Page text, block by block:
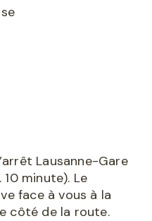
Lausanne-Gare
10 minute). Le
face à vous à la
côté de la route.